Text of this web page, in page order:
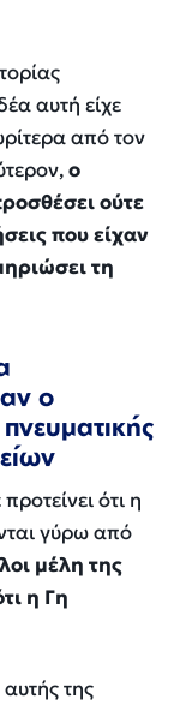
αυτή είχε
από τον
ο
ούτε
που είχαν
τη
ο
ότι η
γύρω από
μέλη της
η Γη
της